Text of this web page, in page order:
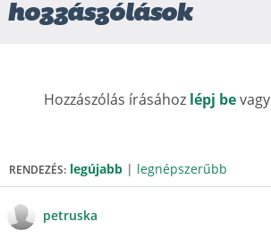
hozzászólások
Hozzászólás írásához lépj bevagy
RENDEZÉS: legújabb | legnépszerűbb
petruska